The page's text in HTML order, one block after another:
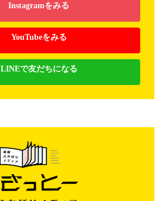
Instagramをみる
YouTubeをみる
LINEで友だちになる